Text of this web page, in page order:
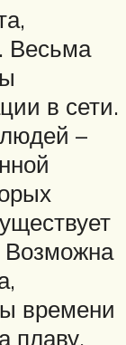
Весьма
в сети.
–
Возможна
времени
плаву.